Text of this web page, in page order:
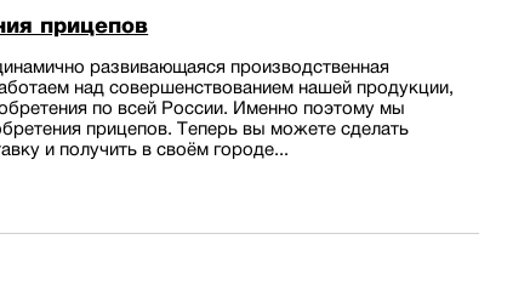
прицепов
развивающаяся производственная
над совершенствованием нашей продукции,
по всей России. Именно поэтому мы
прицепов. Теперь вы можете сделать
и получить в своём городе...